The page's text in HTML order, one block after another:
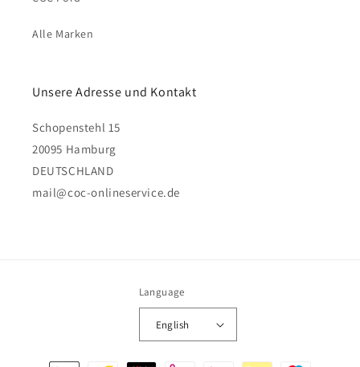
Alle Marken
Unsere Adresse und Kontakt
Schopenstehl 15
20095 Hamburg
DEUTSCHLAND
mail@coc-onlineservice.de
Language
English
Payment